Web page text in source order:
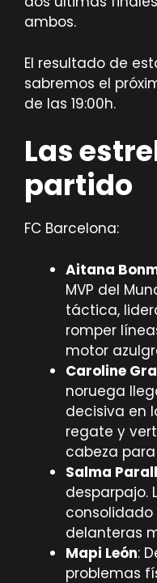
ambos.
El resultado de
sabremos el
de las 19:00h.
Las
partido
FC Barcelona:
Aitana
MVP del
táctica,
romper
motor
Caroline
noruega
decisiva en
regate y
cabeza
Salma
desparpajo.
delanteras
Mapi León:
problemas